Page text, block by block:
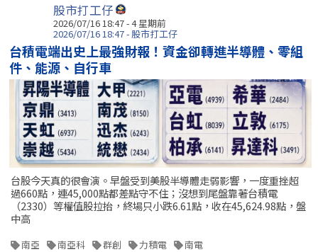
股市打工仔
2026/07/16 18:47 - 4 星期前
2026/07/16 18:47 - 股市打工仔
台積電端出史上最強財報！資金卻轉進半導體、零組
件、能源、自行車
台股今天真的很會演。早盤受到美股半導體走弱影響，一度重挫超
過660點，連45,000點都差點守不住；沒想到尾盤靠著台積電
（2330）等權值股拉抬，終場只小跌6.61點，收在45,624.98點，盤
中高
南亞 南亞科 群創 力積電 南電